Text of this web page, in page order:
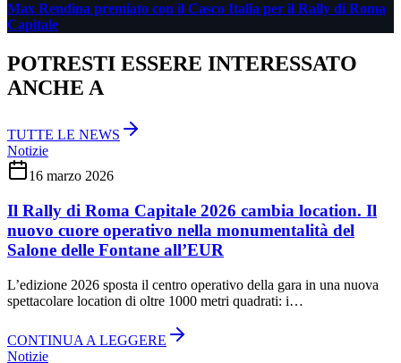
Max Rendina premiato con il Casco Italia per il Rally di Roma
Capitale
POTRESTI ESSERE INTERESSATO
ANCHE A
TUTTE LE NEWS
Notizie
16 marzo 2026
Il Rally di Roma Capitale 2026 cambia location. Il
nuovo cuore operativo nella monumentalità del
Salone delle Fontane all’EUR
L’edizione 2026 sposta il centro operativo della gara in una nuova
spettacolare location di oltre 1000 metri quadrati: i…
CONTINUA A LEGGERE
Notizie